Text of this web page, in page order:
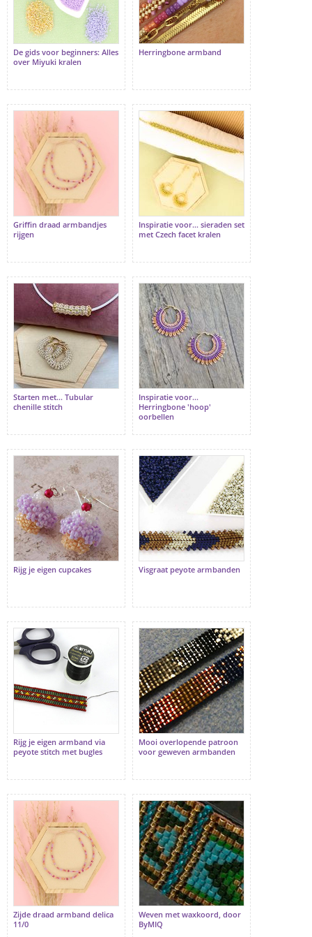
De gids voor beginners: Alles
over Miyuki kralen
Herringbone armband
Griffin draad armbandjes
rijgen
Inspiratie voor... sieraden set
met Czech facet kralen
Starten met... Tubular
chenille stitch
Inspiratie voor...
Herringbone 'hoop'
oorbellen
Rijg je eigen cupcakes Visgraat peyote armbanden
Rijg je eigen armband via
peyote stitch met bugles
Mooi overlopende patroon
voor geweven armbanden
Zijde draad armband delica
11/0
Weven met waxkoord, door
ByMIQ